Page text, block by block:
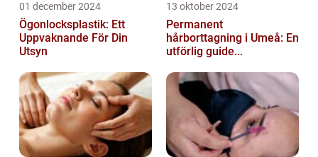
01 december 2024
Ögonlocksplastik: Ett
Uppvaknande För Din
Utsyn
13 oktober 2024
Permanent
hårborttagning i Umeå: En
utförlig guide...